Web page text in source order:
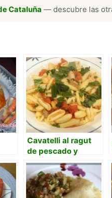
Cataluña — descubre las
Cavatelli al ragut
de pescado y
marisco